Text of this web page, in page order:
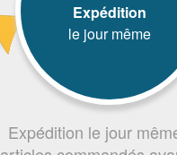
Expédition
le jour même
Expédition le jour